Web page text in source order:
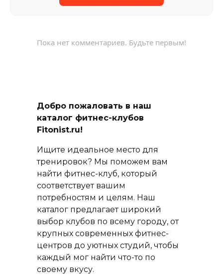
Пока нет комментариев. Будьте первым!
Добро пожаловать в наш
каталог фитнес-клубов
Fitonist.ru!
Ищите идеальное место для
тренировок? Мы поможем вам
найти фитнес-клуб, который
соответствует вашим
потребностям и целям. Наш
каталог предлагает широкий
выбор клубов по всему городу, от
крупных современных фитнес-
центров до уютных студий, чтобы
каждый мог найти что-то по
своему вкусу.